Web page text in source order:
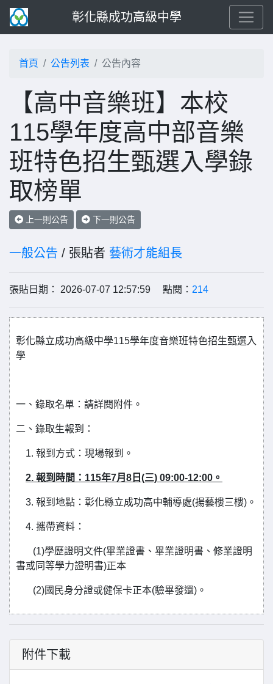
彰化縣成功高級中學
首頁 公告列表 公告內容
【高中音樂班】本校
115學年度高中部音樂
班特色招生甄選入學錄
取榜單
上一則公告 下一則公告
一般公告 / 張貼者 藝術才能組長
張貼日期： 2026-07-07 12:57:59 點閱： 214
彰化縣立成功高級中學115學年度音樂班特色招生甄選入
學
一、錄取名單：請詳閱附件。
二、錄取生報到：
1. 報到方式：現場報到。
2. 報到時間：115年7月8日(三) 09:00-12:00。
3. 報到地點：彰化縣立成功高中輔導處(揚藝樓三樓)。
4. 攜帶資料：
(1)學歷證明文件(畢業證書、畢業證明書、修業證明
書或同等學力證明書)正本
(2)國民身分證或健保卡正本(驗畢發還)。
附件下載